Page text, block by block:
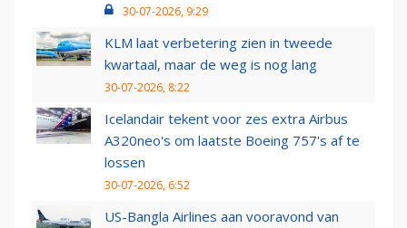
30-07-2026, 9:29
KLM laat verbetering zien in tweede
kwartaal, maar de weg is nog lang
30-07-2026, 8:22
Icelandair tekent voor zes extra Airbus
A320neo's om laatste Boeing 757's af te
lossen
30-07-2026, 6:52
US-Bangla Airlines aan vooravond van